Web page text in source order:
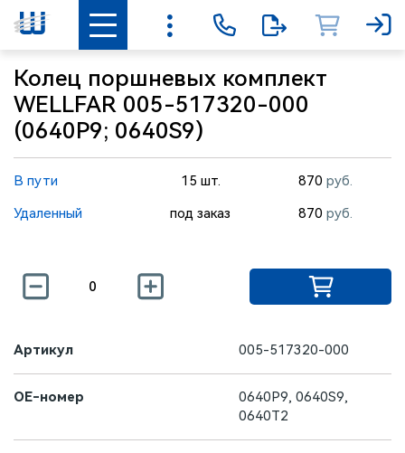
Колец поршневых комплект
WELLFAR 005-517320-000
(0640P9; 0640S9)
В пути 15 шт. 870 руб.
Удаленный
под заказ 870 руб.
Артикул 005-517320-000
OE-номер
0640P9, 0640S9,
0640T2